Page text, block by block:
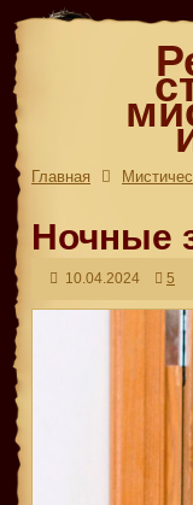
Главная
Ночные
10.04.2024 5